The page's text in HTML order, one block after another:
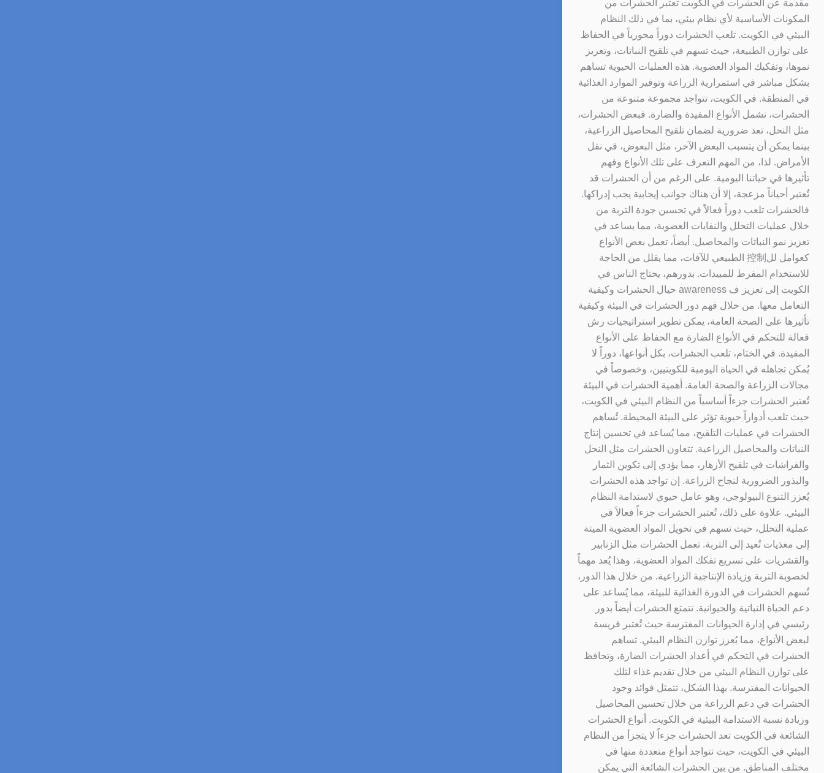
مقدمة عن الحشرات في الكويت تعتبر الحشرات من
المكونات الأساسية لأي نظام بيئي، بما في ذلك النظام
البيئي في الكويت. تلعب الحشرات دوراً محورياً في الحفاظ
على توازن الطبيعة، حيث تسهم في تلقيح النباتات، وتعزيز
نموها، وتفكيك المواد العضوية. هذه العمليات الحيوية تساهم
بشكل مباشر في استمرارية الزراعة وتوفير الموارد الغذائية
في المنطقة. في الكويت، تتواجد مجموعة متنوعة من
الحشرات، تشمل الأنواع المفيدة والضارة. فبعض الحشرات،
مثل النحل، تعد ضرورية لضمان تلقيح المحاصيل الزراعية،
بينما يمكن أن يتسبب البعض الآخر، مثل البعوض، في نقل
الأمراض. لذا، من المهم التعرف على تلك الأنواع وفهم
تأثيرها في حياتنا اليومية. على الرغم من أن الحشرات قد
تُعتبر أحياناً مزعجة، إلا أن هناك جوانب إيجابية يجب إدراكها.
فالحشرات تلعب دوراً فعالاً في تحسين جودة التربة من
خلال عمليات التحلل والنفايات العضوية، مما يساعد في
تعزيز نمو النباتات والمحاصيل. أيضاً، تعمل بعض الأنواع
كعوامل لل控制 الطبيعي للآفات، مما يقلل من الحاجة
للاستخدام المفرط للمبيدات. بدورهم، يحتاج الناس في
الكويت إلى تعزيز ف awareness حيال الحشرات وكيفية
التعامل معها. من خلال فهم دور الحشرات في البيئة وكيفية
تأثيرها على الصحة العامة، يمكن تطوير استراتيجيات رش
فعالة للتحكم في الأنواع الضارة مع الحفاظ على الأنواع
المفيدة. في الختام، تلعب الحشرات، بكل أنواعها، دوراً لا
يُمكن تجاهله في الحياة اليومية للكويتيين، وخصوصاً في
مجالات الزراعة والصحة العامة. أهمية الحشرات في البيئة
تُعتبر الحشرات جزءاً أساسياً من النظام البيئي في الكويت،
حيث تلعب أدواراً حيوية تؤثر على البيئة المحيطة. تُساهم
الحشرات في عمليات التلقيح، مما يُساعد في تحسين إنتاج
النباتات والمحاصيل الزراعية. تتعاون الحشرات مثل النحل
والفراشات في تلقيح الأزهار، مما يؤدي إلى تكوين الثمار
والبذور الضرورية لنجاح الزراعة. إن تواجد هذه الحشرات
يُعزز التنوع البيولوجي، وهو عامل حيوي لاستدامة النظام
البيئي. علاوة على ذلك، تُعتبر الحشرات جزءاً فعالاً في
عملية التحلل، حيث تسهم في تحويل المواد العضوية الميتة
إلى مغذيات تُعيد إلى التربة. تعمل الحشرات مثل الزنابير
والقشريات على تسريع تفكك المواد العضوية، وهذا يُعد مهماً
لخصوبة التربة وزيادة الإنتاجية الزراعية. من خلال هذا الدور،
تُسهم الحشرات في الدورة الغذائية للبيئة، مما يُساعد على
دعم الحياة النباتية والحيوانية. تتمتع الحشرات أيضاً بدور
رئيسي في إدارة الحيوانات المفترسة حيث تُعتبر فريسة
لبعض الأنواع، مما يُعزز توازن النظام البيئي. تساهم
الحشرات في التحكم في أعداد الحشرات الضارة، وتحافظ
على توازن النظام البيئي من خلال تقديم غذاء لتلك
الحيوانات المفترسة. بهذا الشكل، تتمثل فوائد وجود
الحشرات في دعم الزراعة من خلال تحسين المحاصيل
وزيادة نسبة الاستدامة البيئية في الكويت. أنواع الحشرات
الشائعة في الكويت تعد الحشرات جزءاً لا يتجزأ من النظام
البيئي في الكويت، حيث تتواجد أنواع متعددة منها في
مختلف المناطق. من بين الحشرات الشائعة التي يمكن